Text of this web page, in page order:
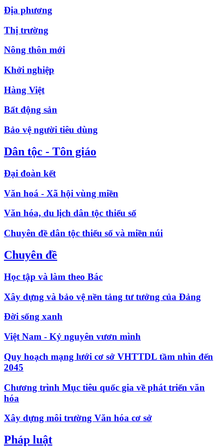
Địa phương
Thị trường
Nông thôn mới
Khởi nghiệp
Hàng Việt
Bất động sản
Bảo vệ người tiêu dùng
Dân tộc - Tôn giáo
Đại đoàn kết
Văn hoá - Xã hội vùng miền
Văn hóa, du lịch dân tộc thiểu số
Chuyên đề dân tộc thiểu số và miền núi
Chuyên đề
Học tập và làm theo Bác
Xây dựng và bảo vệ nền tảng tư tưởng của Đảng
Đời sống xanh
Việt Nam - Kỷ nguyên vươn mình
Quy hoạch mạng lưới cơ sở VHTTDL tầm nhìn đến
2045
Chương trình Mục tiêu quốc gia về phát triển văn
hóa
Xây dựng môi trường Văn hóa cơ sở
Pháp luật